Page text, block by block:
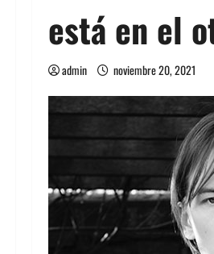
está en el
admin noviembre 20, 2021